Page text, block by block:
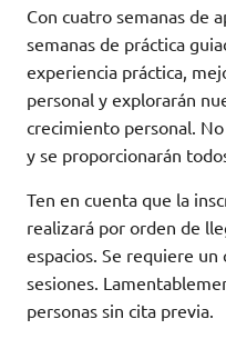
Con cuatro semanas de
semanas de práctica
experiencia práctica,
personal y explorarán
crecimiento personal.
y se proporcionarán
Ten en cuenta que la
realizará por orden de
espacios. Se requiere
sesiones.
personas sin cita previa.